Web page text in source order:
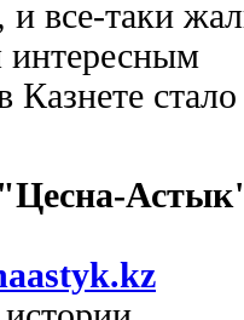
и все-таки
интересным
Казнете стало